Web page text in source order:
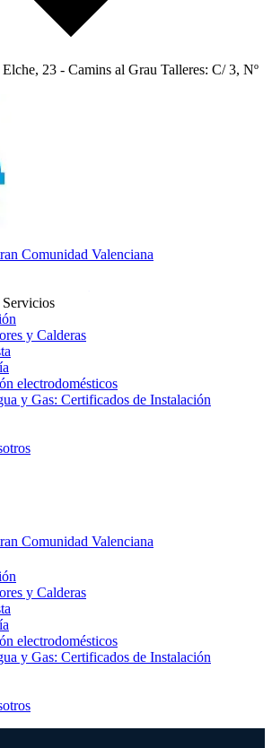
23 - Camins al Grau Talleres: C/ 3, Nº
Comunidad Valenciana
y Calderas
electrodomésticos
y Gas: Certificados de Instalación
Comunidad Valenciana
y Calderas
electrodomésticos
y Gas: Certificados de Instalación